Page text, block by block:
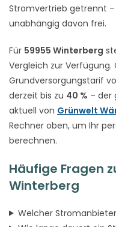
Stromvertrieb getrennt
unabhängig davon frei.
Für 59955 Winterberg
Vergleich zur
Grundversorgungstarif
derzeit bis zu 40 % – der
aktuell von Grünwelt
Rechner oben, um Ihr
berechnen.
Häufige Fragen
Winterberg
Welcher